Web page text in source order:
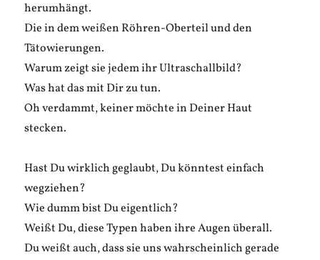
herumhängt.
Die in dem weißen Röhren-Oberteil und den
Tätowierungen.
Warum zeigt sie jedem ihr Ultraschallbild?
Was hat das mit Dir zu tun.
Oh verdammt, keiner möchte in Deiner Haut
stecken.
Hast Du wirklich geglaubt, Du könntest einfach
wegziehen?
Wie dumm bist Du eigentlich?
Weißt Du, diese Typen haben ihre Augen überall.
Du weißt auch, dass sie uns wahrscheinlich gerade